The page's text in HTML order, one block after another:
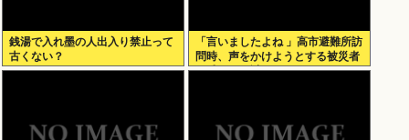
銭湯で入れ墨の人出入り禁止って
古くない？
「言いましたよね 」高市避難所訪
問時、声をかけようとする被災者
を威圧する謎のハゲガードマンが